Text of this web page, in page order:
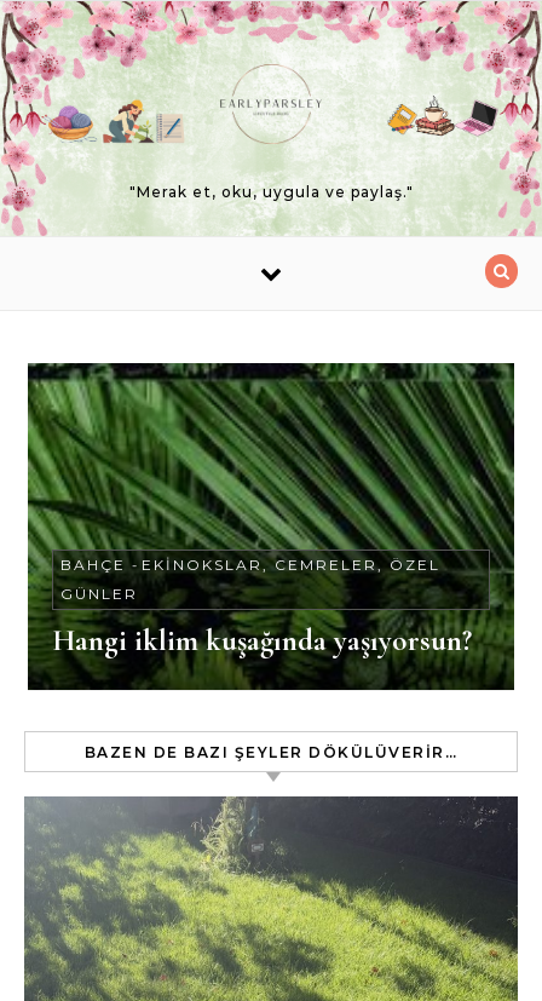
Skip to content
"Merak et, oku, uygula ve paylaş."
BAHÇE - EKINOKSLAR, CEMRELER, ÖZEL
GÜNLER
Hangi iklim kuşağında yaşıyorsun?
BAZEN DE BAZI ŞEYLER DÖKÜLÜVERIR…